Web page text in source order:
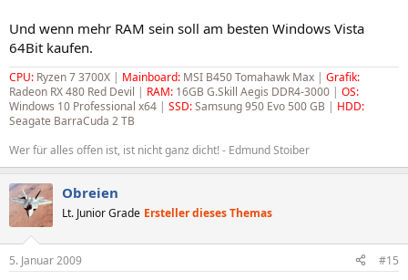
Und wenn mehr RAM sein soll am besten Windows Vista
64Bit kaufen.
CPU: Ryzen 7 3700X | Mainboard: MSI B450 Tomahawk Max | Grafik:
Radeon RX 480 Red Devil | RAM: 16GB G.Skill Aegis DDR4-3000 | OS:
Windows 10 Professional x64 | SSD:Samsung 950 Evo 500 GB | HDD:
Seagate BarraCuda 2 TB
Wer für alles offen ist, ist nicht ganz dicht! - Edmund Stoiber
Obreien
Lt. Junior Grade Ersteller dieses Themas
5. Januar 2009 #15